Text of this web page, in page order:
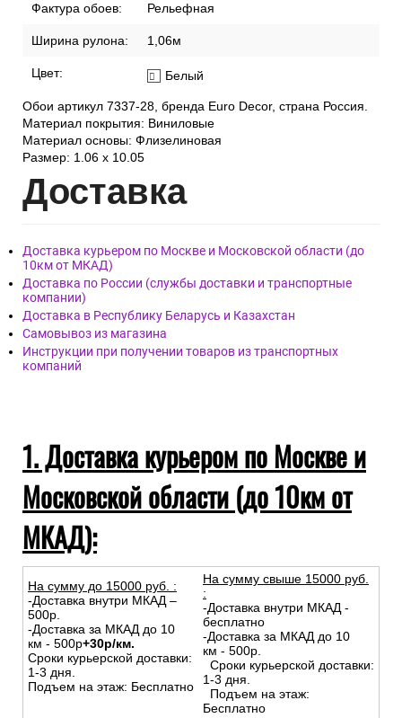
Фактура обоев: Рельефная
Ширина рулона: 1,06м
Цвет: Белый
Обои артикул 7337-28, бренда Euro Decor, страна Россия.
Материал покрытия: Виниловые
Материал основы: Флизелиновая
Размер: 1.06 x 10.05
Доставка
Доставка курьером по Москве и Московской области (до
10км от МКАД)
Доставка по России (службы доставки и транспортные
компании)
Доставка в Республику Беларусь и Казахстан
Самовывоз из магазина
Инструкции при получении товаров из транспортных
компаний
1. Доставка курьером по Москве и
Московской области (до 10км от
МКАД):
На сумму до 15000 руб. :
-Доставка внутри МКАД –
500р.
-Доставка за МКАД до 10
км - 500р+30р/км.
Сроки курьерской доставки:
1-3 дня.
Подъем на этаж: Бесплатно
На сумму свыше 15000 руб.
:
-Доставка внутри МКАД -
бесплатно
-Доставка за МКАД до 10
км - 500р.
Сроки курьерской доставки:
1-3 дня.
Подъем на этаж:
Бесплатно